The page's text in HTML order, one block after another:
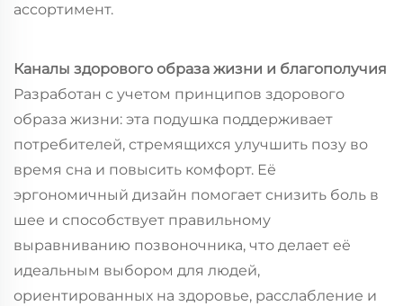
ассортимент.
Каналы здорового образа жизни и благополучия
Разработан с учетом принципов здорового
образа жизни: эта подушка поддерживает
потребителей, стремящихся улучшить позу во
время сна и повысить комфорт. Её
эргономичный дизайн помогает снизить боль в
шее и способствует правильному
выравниванию позвоночника, что делает её
идеальным выбором для людей,
ориентированных на здоровье, расслабление и